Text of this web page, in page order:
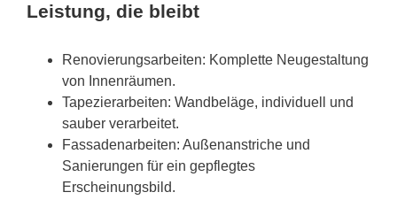
Leistung, die bleibt
Renovierungsarbeiten: Komplette Neugestaltung
von Innenräumen.
Tapezierarbeiten: Wandbeläge, individuell und
sauber verarbeitet.
Fassadenarbeiten: Außenanstriche und
Sanierungen für ein gepflegtes
Erscheinungsbild.